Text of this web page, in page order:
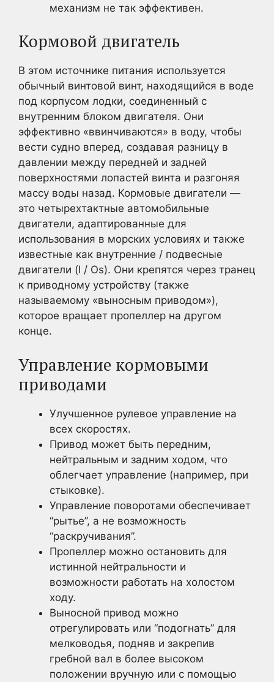
механизм не так эффективен.
Кормовой двигатель
В этом источнике питания используется
обычный винтовой винт, находящийся в воде
под корпусом лодки, соединенный с
внутренним блоком двигателя. Они
эффективно «ввинчиваются» в воду, чтобы
вести судно вперед, создавая разницу в
давлении между передней и задней
поверхностями лопастей винта и разгоняя
массу воды назад. Кормовые двигатели —
это четырехтактные автомобильные
двигатели, адаптированные для
использования в морских условиях и также
известные как внутренние / подвесные
двигатели (I / Os). Они крепятся через транец
к приводному устройству (также
называемому «выносным приводом»),
которое вращает пропеллер на другом
конце.
Управление кормовыми
приводами
Улучшенное рулевое управление на
всех скоростях.
Привод может быть передним,
нейтральным и задним ходом, что
облегчает управление (например, при
стыковке).
Управление поворотами обеспечивает
“рытье”, а не возможность
“раскручивания”.
Пропеллер можно остановить для
истинной нейтральности и
возможности работать на холостом
ходу.
Выносной привод можно
отрегулировать или “подогнать” для
мелководья, подняв и закрепив
гребной вал в более высоком
положении вручную или с помощью